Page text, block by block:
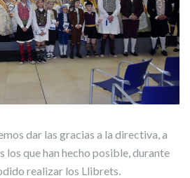
dar las gracias a la directiva, a
los que han hecho posible, durante
realizar los Llibrets.